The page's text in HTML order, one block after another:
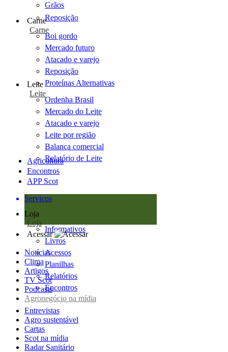
Grãos
Reposição
Carne
Carne
Boi gordo
Mercado futuro
Atacado e varejo
Reposição
Proteínas Alternativas
Leite
Leite
Ordenha Brasil
Mercado do Leite
Atacado e varejo
Leite por região
Balança comercial
Relatório de Leite
Agricultura
Encontros
APP Scot
Serviços
Loja
Loja
Informativos
Livros
Acessos
Planilhas
Relatórios
Encontros
Acessar
Notícias
Clima
Artigos
TV Scot
Podcasts
Agronegócio na mídia
Entrevistas
Agro sustentável
Cartas
Scot na mídia
Radar Sanitário